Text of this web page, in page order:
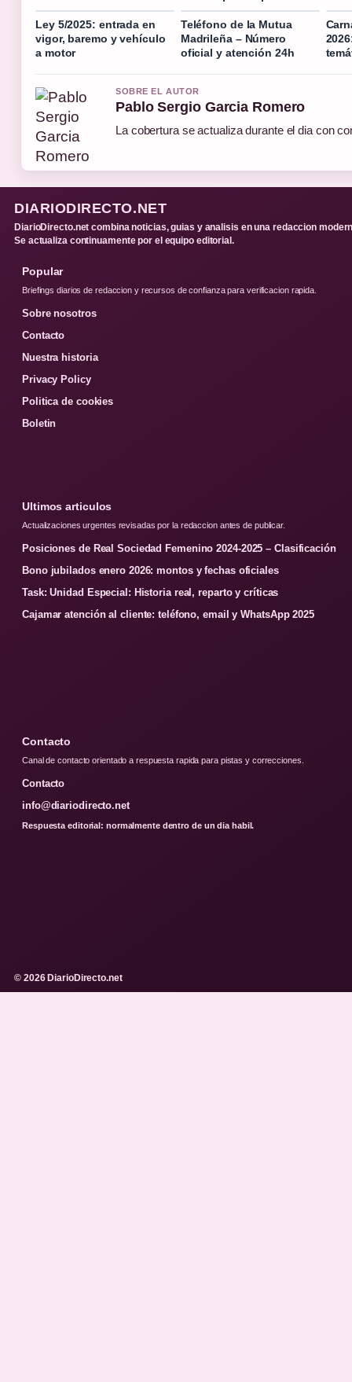
Ley 5/2025: entrada en
vigor, baremo y vehículo
a motor
Teléfono de la Mutua
Madrileña – Número
oficial y atención 24h
SOBRE EL AUTOR
Pablo Sergio Garcia Romero
La cobertura se actualiza durante el dia con
DIARIODIRECTO.NET
DiarioDirecto.net combina noticias, guias y analisis en una redaccion
Se actualiza continuamente por el equipo editorial.
Popular
Briefings diarios de redaccion y recursos de confianza para verificacion rapida.
Sobre nosotros
Contacto
Nuestra historia
Privacy Policy
Politica de cookies
Boletin
Ultimos articulos
Actualizaciones urgentes revisadas por la redaccion antes de publicar.
Posiciones de Real Sociedad Femenino 2024-2025 – Clasificación
Bono jubilados enero 2026: montos y fechas oficiales
Task: Unidad Especial: Historia real, reparto y críticas
Cajamar atención al cliente: teléfono, email y WhatsApp 2025
Contacto
Canal de contacto orientado a respuesta rapida para pistas y correcciones.
Contacto
info@diariodirecto.net
Respuesta editorial: normalmente dentro de un dia habil.
© 2026 DiarioDirecto.net